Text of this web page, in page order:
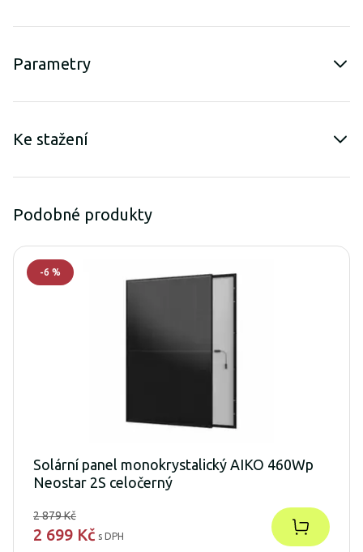
Parametry
Ke stažení
Podobné produkty
-6 %
Solární panel monokrystalický AIKO 460Wp
Neostar 2S celočerný
2 879 Kč
2 699 Kč s DPH